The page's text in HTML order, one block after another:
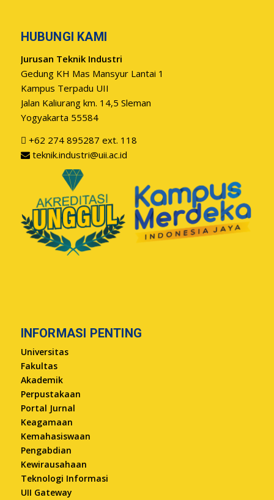
HUBUNGI KAMI
Jurusan Teknik Industri
Gedung KH Mas Mansyur Lantai 1
Kampus Terpadu UII
Jalan Kaliurang km. 14,5 Sleman
Yogyakarta 55584
+62 274 895287 ext. 118
teknik.industri@uii.ac.id
INFORMASI PENTING
Universitas
Fakultas
Akademik
Perpustakaan
Portal Jurnal
Keagamaan
Kemahasiswaan
Pengabdian
Kewirausahaan
Teknologi Informasi
UII Gateway